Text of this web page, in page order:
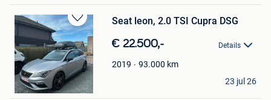
Bewaren
in
Mijn
Favorieten
Seat leon, 2.0 TSI Cupra DSG
€ 22.500,- Details
2019 93.000 km
maikavdv
Geraardsbergen
23 jul 26